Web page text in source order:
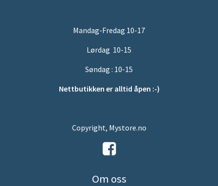
Mandag-Fredag 10-17
Lørdag 10-15
Søndag : 10-15
Nettbutikken er alltid åpen :-)
Copyright, Mystore.no
Om oss